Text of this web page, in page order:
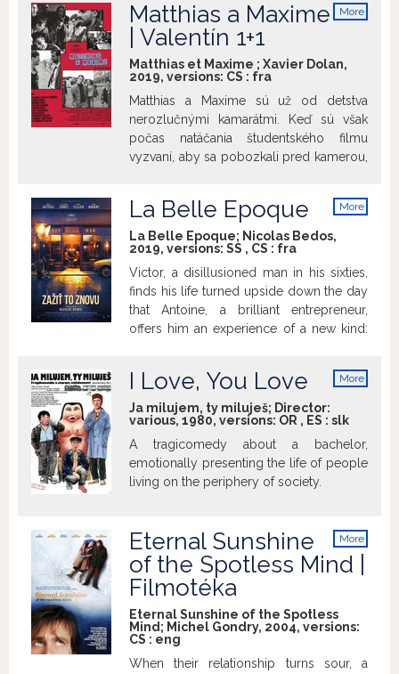
her mother’s wish. Héloise refuses the
arranged marriage and sitting for the
herself as a lady’s maid and secretly
paints her at night from memory.
Gradually, a mutual attraction grows
between the two women, strengthened
by the approaching end of Héloise’s
freedom.
More
Matthias a Maxime
| Valentín 1+1
Matthias et Maxime ; Xavier Dolan,
2019, versions: CS : fra
Matthias a Maxime sú už od detstva
nerozlučnými kamarátmi. Keď sú však
počas natáčania študentského filmu
vyzvaní, aby sa pobozkali pred kamerou,
pochybnosťami, aké city k sebe v
skutočnosti prechovávajú. Xavier Dolan je
opäť tu, tentoraz s príbehom o dvoch od
detstva nerozlučných kamarátov
Matthiasa a Maxima. Keď sa pri natáčaní
študentského filmu pobozkajú, ako to od
nich žiada scenár, spustí sa reťazec
prehodnocovaniu vzájomných citov.
Xavier Dolan ubral z hravosti a
bezstarostnosti zlomených sŕdc, ktorými
oplývali Imaginárne lásky, dynamiky
filmov Mami! či Laurence Anyways a
vstúpil do vôd komornej sociálne ladenej
drámy o jednej obyčajnej potláčanej
syna alkoholičky.
More
La Belle Epoque
La Belle Epoque; Nicolas Bedos,
2019, versions: SS , CS : fra
Victor, a disillusioned man in his sixties,
finds his life turned upside down the day
that Antoine, a brilliant entrepreneur,
offers him an experience of a new kind:
clients to step back into any period of
their choice. Victor chooses to return to
the most important week of his life, when,
forty years earlier, he met the love of his
life.
More
I Love, You Love
Ja milujem, ty miluješ; Director:
various, 1980, versions: OR , ES : slk
A tragicomedy about a bachelor,
emotionally presenting the life of people
living on the periphery of society.
More
info
Eternal Sunshine
of the Spotless Mind |
Filmotéka
Eternal Sunshine of the Spotless
Mind; Michel Gondry, 2004, versions:
CS : eng
When their relationship turns sour, a